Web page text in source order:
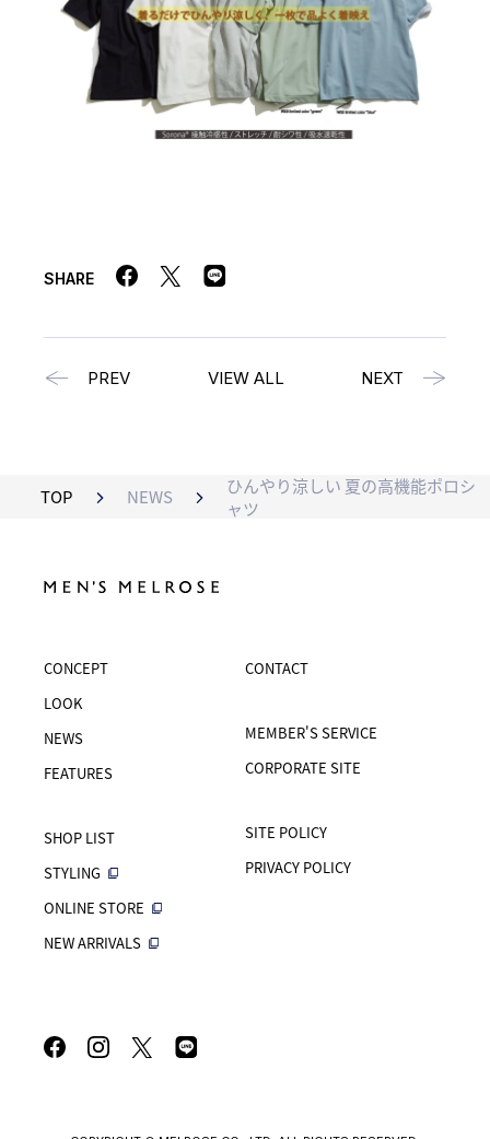
SHARE
PREV VIEW ALL NEXT
TOP NEWS
ひんやり涼しい 夏の高機能ポロシ
ャツ
CONCEPT
LOOK
NEWS
FEATURES
SHOP LIST
STYLING
ONLINE STORE
NEW ARRIVALS
CONTACT
MEMBER'S SERVICE
CORPORATE SITE
SITE POLICY
PRIVACY POLICY